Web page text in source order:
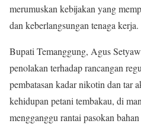
merumuskan kebijakan yang
dan keberlangsungan tenaga kerja.
Bupati Temanggung, Agus
penolakan terhadap rancangan
pembatasan kadar nikotin dan tar
kehidupan petani tembakau, di
mengganggu rantai pasokan